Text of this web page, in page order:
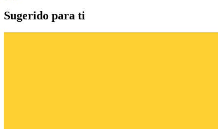
Sugerido para ti